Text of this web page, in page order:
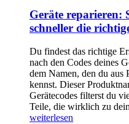
Geräte reparieren:
schneller die
Du findest das richtige
nach den Codes deines
dem Namen, den du aus
kennst. Dieser
Gerätecodes filterst du
Teile, die wirklich zu
weiterlesen